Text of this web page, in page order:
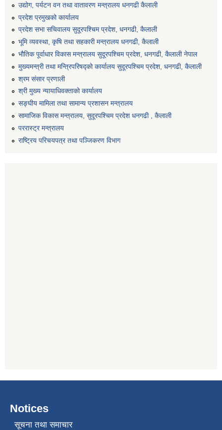
उद्योग, पर्यटन वन तथा वातावरण मन्त्रालय धनगढी कैलाली
प्रदेश प्रमुखको कार्यालय
प्रदेश सभा सचिवालय सुदूरपश्‍चिम प्रदेश, धनगढी, कैलाली
भूमि व्यवस्था, कृषि तथा सहकारी मन्त्रालय धनगढी, कैलाली
भौतिक पूर्वाधार विकास मन्त्रालय सुदूरपश्चिम प्रदेश, धनगढी, कैलाली नेपाल
मुख्यमन्त्री तथा मन्त्रिपरिषद्को कार्यालय सुदूरपश्चिम प्रदेश, धनगढी, कैलाली
श्रम संसार प्रणाली
श्री मुख्य न्यायाधिवक्ताको कार्यालय
सङ्‍घीय मामिला तथा सामान्य प्रशासन मन्त्रालय
सामाजिक विकास मन्त्रालय, सुदूरपश्चिम प्रदेश धनगढी , कैलाली
पररास्ट्र मन्त्रालय
राष्ट्रिय परिचयपत्र तथा पञ्जिकरण विभाग
Notices
सूचना तथा समाचार